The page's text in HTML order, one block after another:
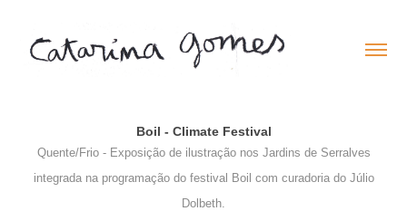
Boil - Climate Festival
Quente/Frio - Exposição de ilustração nos Jardins de Serralves
integrada na programação do festival Boil com curadoria do Júlio
Dolbeth.